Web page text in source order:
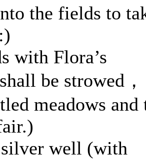
the fields to
with Flora’s
be strowed，
meadows and
well (with